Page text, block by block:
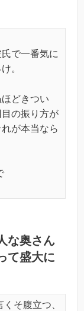
で一番気に
。
どきつい
の振り方が
が本当なら
な奥さん
て盛大に
そ腹立つ、